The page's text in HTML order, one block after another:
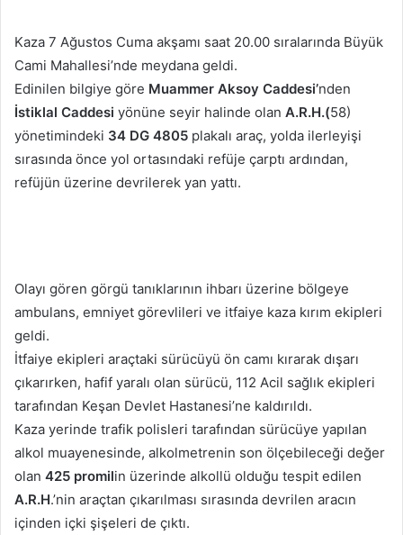
Kaza 7 Ağustos Cuma akşamı saat 20.00 sıralarında Büyük
Cami Mahallesi’nde meydana geldi.
Edinilen bilgiye göre Muammer Aksoy Caddesi’nden
İstiklal Caddesi yönüne seyir halinde olan A.R.H.(58)
yönetimindeki 34 DG 4805 plakalı araç, yolda ilerleyişi
sırasında önce yol ortasındaki refüje çarptı ardından,
refüjün üzerine devrilerek yan yattı.
Olayı gören görgü tanıklarının ihbarı üzerine bölgeye
ambulans, emniyet görevlileri ve itfaiye kaza kırım ekipleri
geldi.
İtfaiye ekipleri araçtaki sürücüyü ön camı kırarak dışarı
çıkarırken, hafif yaralı olan sürücü, 112 Acil sağlık ekipleri
tarafından Keşan Devlet Hastanesi’ne kaldırıldı.
Kaza yerinde trafik polisleri tarafından sürücüye yapılan
alkol muayenesinde, alkolmetrenin son ölçebileceği değer
olan 425 promilin üzerinde alkollü olduğu tespit edilen
A.R.H.’nin araçtan çıkarılması sırasında devrilen aracın
içinden içki şişeleri de çıktı.